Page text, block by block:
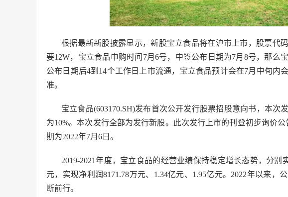
根据最新新股披露显示，新股宝立食品将在沪市上市，股票代
要12W，宝立食品申购时间7月6号，中签公布日期为7月8号，那么
公布日期后4到14个工作日上市流通，宝立食品预计会在7月中旬内
准。
宝立食品(603170.SH)发布首次公开发行股票招股意向书，本次
为10%。本次发行全部为发行新股。此次发行上市的刊登初步询价
期为2022年7月6日。
2019-2021年度，宝立食品的经营业绩保持稳定增长态势，分别
元，实现净利润8171.78万元、1.34亿元、1.95亿元。2022年以来，
断前行。